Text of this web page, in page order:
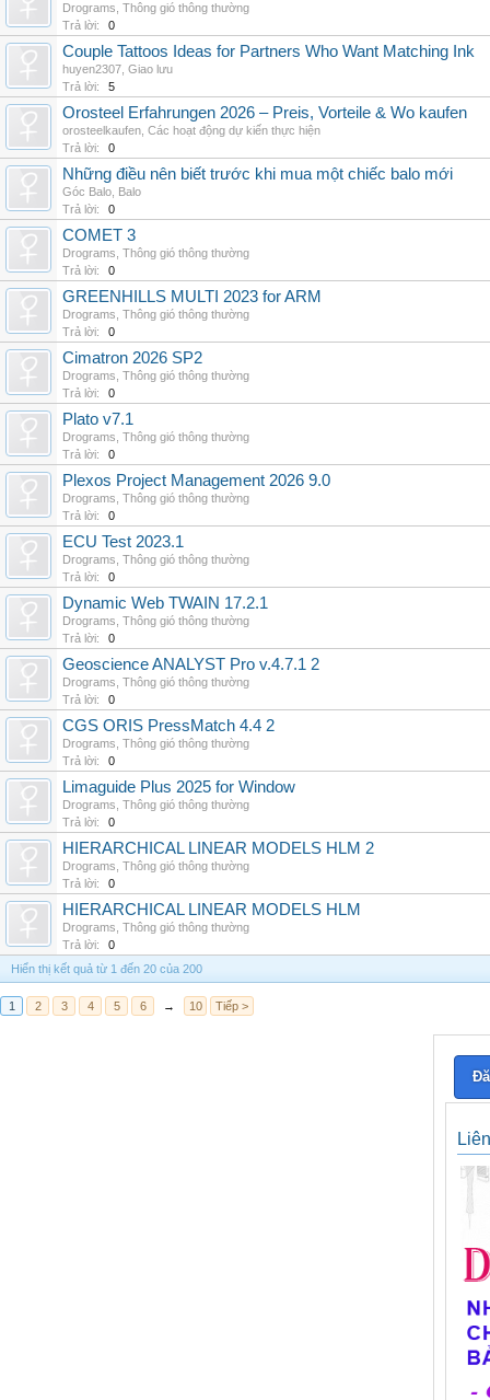
Drograms Thông gió thông thường
Trả lời:
0
Couple Tattoos Ideas for Partners Who Want Matching Ink
huyen2307 Giao lưu
Trả lời:
5
Orosteel Erfahrungen 2026 – Preis, Vorteile & Wo kaufen
orosteelkaufen Các hoạt động dự kiến thực hiện
Trả lời:
0
Những điều nên biết trước khi mua một chiếc balo mới
Góc Balo Balo
Trả lời:
0
COMET 3
Drograms Thông gió thông thường
Trả lời:
0
GREENHILLS MULTI 2023 for ARM
Drograms Thông gió thông thường
Trả lời:
0
Cimatron 2026 SP2
Drograms Thông gió thông thường
Trả lời:
0
Plato v7.1
Drograms Thông gió thông thường
Trả lời:
0
Plexos Project Management 2026 9.0
Drograms Thông gió thông thường
Trả lời:
0
ECU Test 2023.1
Drograms Thông gió thông thường
Trả lời:
0
Dynamic Web TWAIN 17.2.1
Drograms Thông gió thông thường
Trả lời:
0
Geoscience ANALYST Pro v.4.7.1 2
Drograms Thông gió thông thường
Trả lời:
0
CGS ORIS PressMatch 4.4 2
Drograms Thông gió thông thường
Trả lời:
0
Limaguide Plus 2025 for Window
Drograms Thông gió thông thường
Trả lời:
0
HIERARCHICAL LINEAR MODELS HLM 2
Drograms Thông gió thông thường
Trả lời:
0
HIERARCHICAL LINEAR MODELS HLM
Drograms Thông gió thông thường
Trả lời:
0
Hiển thị kết quả từ 1 đến 20 của 200
1 2 3 4 5 6 → 10 Tiếp >